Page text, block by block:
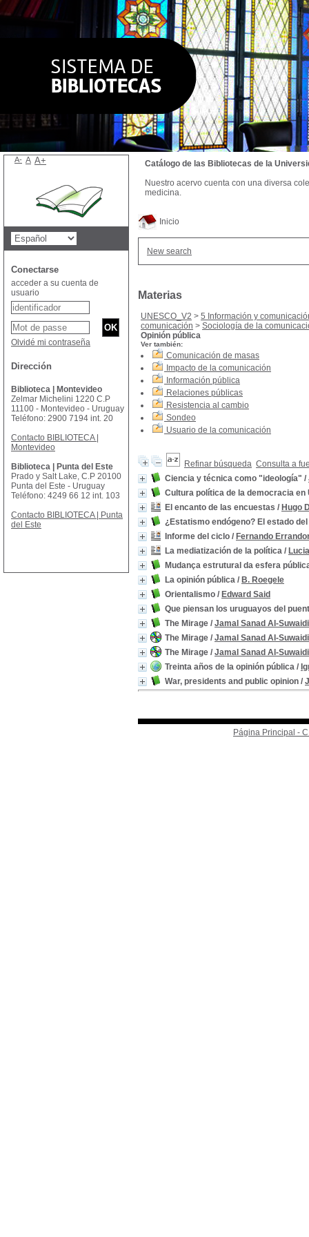
Inicio
New search
Materias
UNESCO_V2 > 5 Información y
comunicación > Sociología de la
Opinión pública
Ver también:
Comunicación de masas
Impacto de la comunicación
Información pública
Relaciones públicas
Resistencia al cambio
Sondeo
Usuario de la comunicación
Refinar búsqueda Consulta a
Ciencia y técnica como "ideología" /
Cultura política de la democracia
El encanto de las encuestas / Hugo
¿Estatismo endógeno? El estado
Informe del ciclo / Fernando
La mediatización de la política /
Mudança estrutural da esfera
La opinión pública / B. Roegele
Orientalismo / Edward Said
Que piensan los uruguayos del
The Mirage / Jamal Sanad Al-Suwaidi
The Mirage / Jamal Sanad Al-Suwaidi
The Mirage / Jamal Sanad Al-Suwaidi
Treinta años de la opinión pública /
War, presidents and public opinion /
Página Principal -
Catálogo de las Bibliotecas de la
Nuestro acervo cuenta con una diversa
medicina.
A- A A+
Conectarse
acceder a su cuenta de
usuario
Olvidé mi contraseña
Dirección
Biblioteca | Montevideo
Zelmar Michelini 1220 C.P
11100 - Montevideo - Uruguay
Teléfono: 2900 7194 int. 20
Contacto BIBLIOTECA |
Montevideo
Biblioteca | Punta del Este
Prado y Salt Lake, C.P 20100
Punta del Este - Uruguay
Teléfono: 4249 66 12 int. 103
Contacto BIBLIOTECA | Punta
del Este